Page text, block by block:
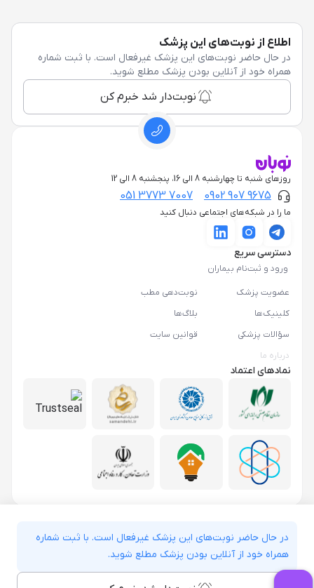
در حال حاضر نوبت‌های این پزشک غیرفعال است. با ثبت شماره
همراه خود از آنلاین بودن پزشک مطلع شوید.
اطلاع از نوبت‌های این پزشک
در حال حاضر نوبت‌های این پزشک غیرفعال است. با ثبت شماره
همراه خود از آنلاین بودن پزشک مطلع شوید.
نوبت‌دار شد خبرم کن
روزهای شنبه تا چهارشنبه 8 الی 16، پنجشنبه 8 الی 12
0902 907 9675
051 3773 7007
ما را در شبکه‌های اجتماعی دنبال کنید
دسترسی سریع
ورود و ثبت‌نام بیماران
عضویت پزشک
نوبت‌دهی مطب
کلینیک‌ها
بلاگ‌ها
سؤالات پزشکی
قوانین سایت
درباره ما
نمادهای اعتماد